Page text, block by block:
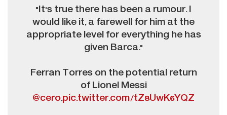
"It's true there has been a rumour. I
would like it, a farewell for him at the
appropriate level for everything he has
given Barca."
Ferran Torres on the potential return
of Lionel Messi
@cero.pic.twitter.com/tZ8UwK6YQZ